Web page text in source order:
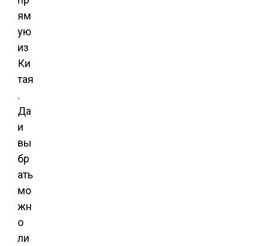
ям
ую
из
Ки
тая
.
Да
и
вы
бр
ать
мо
жн
о
ли